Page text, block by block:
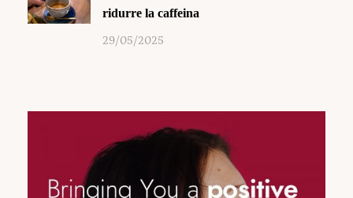
ridurre la caffeina
29/05/2025